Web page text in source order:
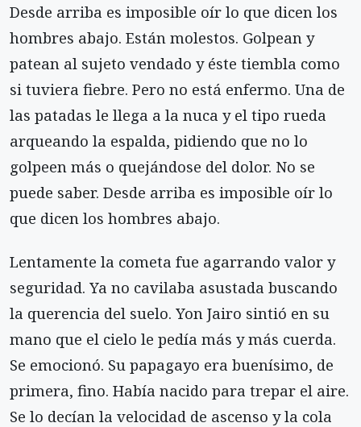
Desde arriba es imposible oír lo que dicen los
hombres abajo. Están molestos. Golpean y
patean al sujeto vendado y éste tiembla como
si tuviera fiebre. Pero no está enfermo. Una de
las patadas le llega a la nuca y el tipo rueda
arqueando la espalda, pidiendo que no lo
golpeen más o quejándose del dolor. No se
puede saber. Desde arriba es imposible oír lo
que dicen los hombres abajo.
Lentamente la cometa fue agarrando valor y
seguridad. Ya no cavilaba asustada buscando
la querencia del suelo. Yon Jairo sintió en su
mano que el cielo le pedía más y más cuerda.
Se emocionó. Su papagayo era buenísimo, de
primera, fino. Había nacido para trepar el aire.
Se lo decían la velocidad de ascenso y la cola